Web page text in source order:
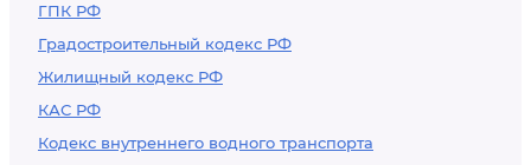
ГПК РФ
Градостроительный кодекс РФ
Жилищный кодекс РФ
КАС РФ
Кодекс внутреннего водного транспорта